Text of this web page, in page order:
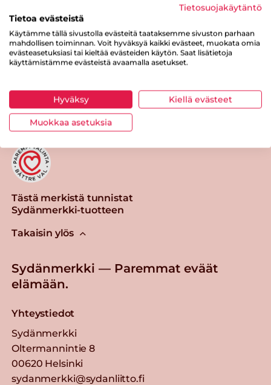
Suolaa
Tästä merkistä tunnistat
Sydänmerkki-tuotteen
Takaisin ylös
Sydänmerkki — Paremmat eväät
elämään.
Yhteystiedot
Sydänmerkki
Oltermannintie 8
00620 Helsinki
sydanmerkki@sydanliitto.fi
Tietosuojakäytäntö
Tietoa evästeistä
Käytämme tällä sivustolla evästeitä taataksemme sivuston parhaan
mahdollisen toiminnan. Voit hyväksyä kaikki evästeet, muokata omia
evästeasetuksiasi tai kieltää evästeiden käytön. Saat lisätietoja
käyttämistämme evästeistä avaamalla asetukset.
Hyväksy Kiellä evästeet
Muokkaa asetuksia